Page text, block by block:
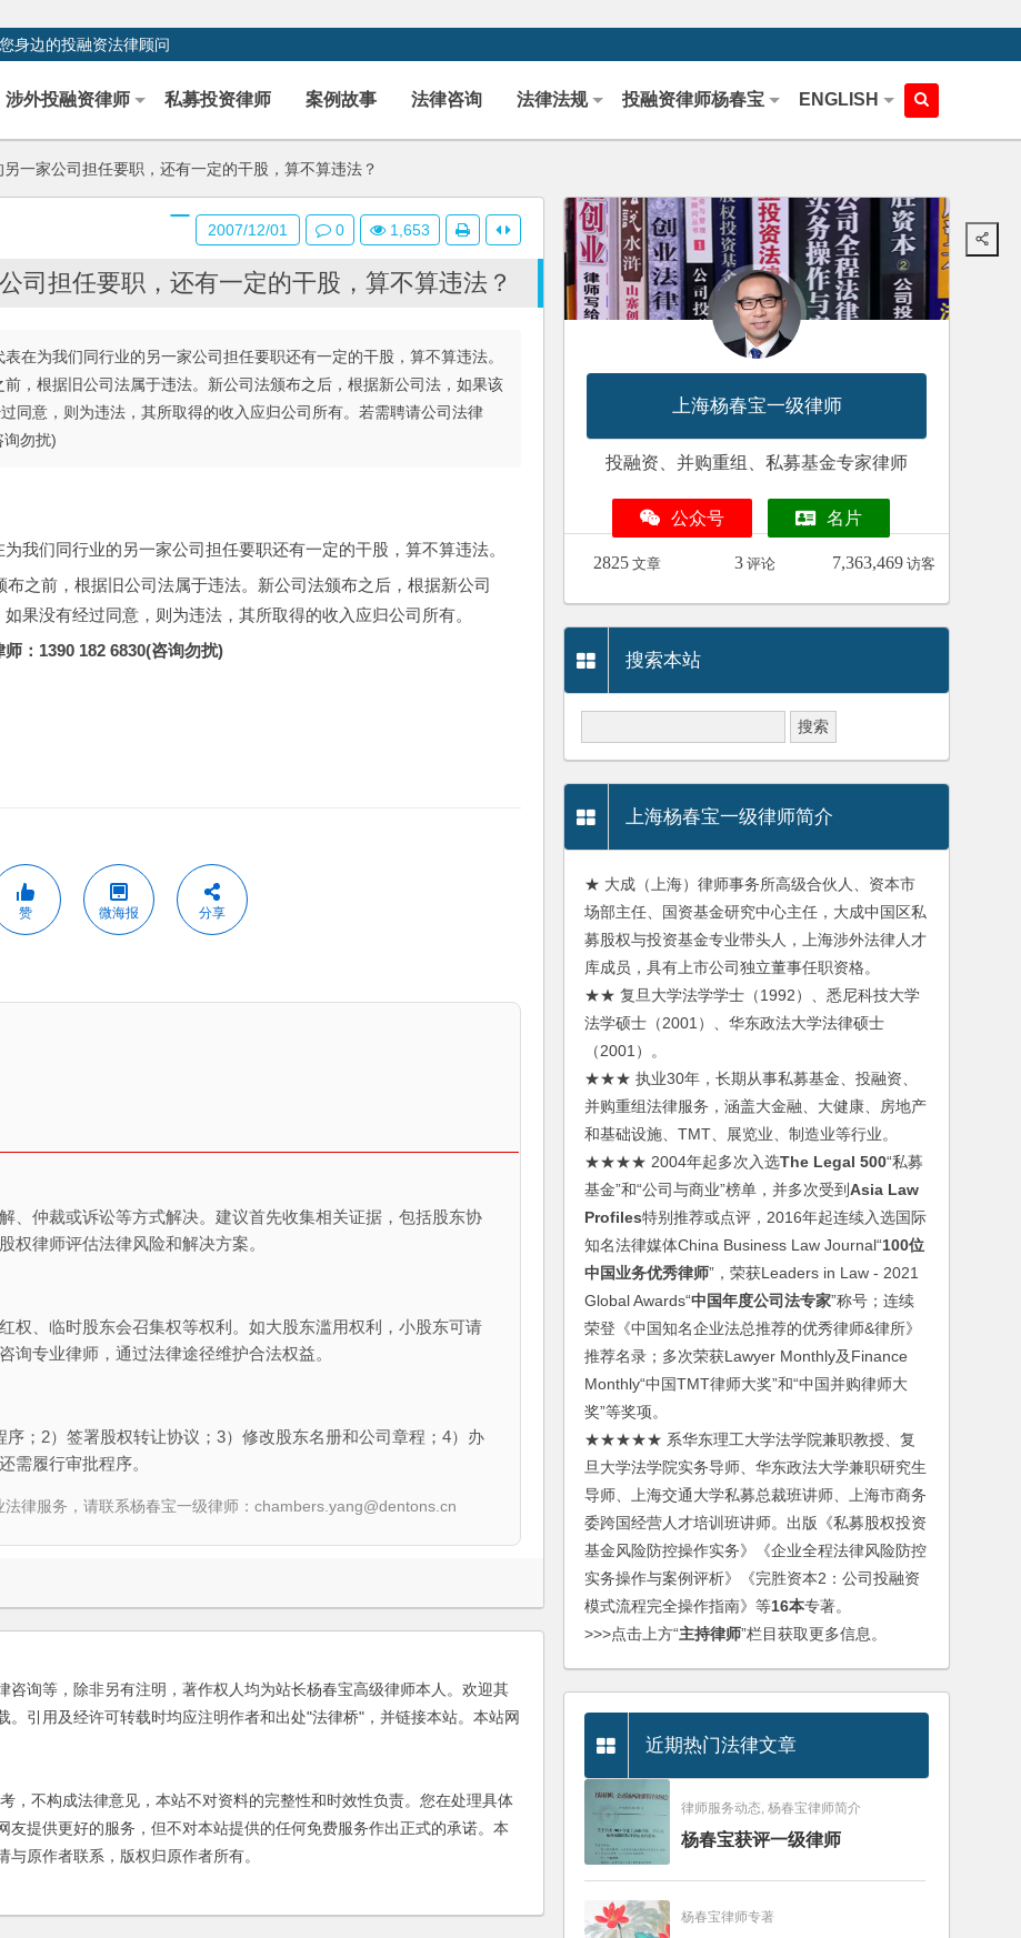
身边的投融资法律顾问
涉外投融资律师 私募投资律师 案例故事 法律咨询 法律法规 投融资律师杨春宝 ENGLISH
一家公司担任要职，还有一定的干股，算不算违法？
司担任要职，还有一定的干股，算不算违法？
在为我们同行业的另一家公司担任要职还有一定的干股，算不算违法。
，根据旧公司法属于违法。新公司法颁布之后，根据新公司法，如果该
同意，则为违法，其所取得的收入应归公司所有。若需聘请公司法律
勿扰)
我们同行业的另一家公司担任要职还有一定的干股，算不算违法。
之前，根据旧公司法属于违法。新公司法颁布之后，根据新公司
果没有经过同意，则为违法，其所取得的收入应归公司所有。
师：1390 182 6830(咨询勿扰)
赞 微海报 分享
、仲裁或诉讼等方式解决。建议首先收集相关证据，包括股东协
权律师评估法律风险和解决方案。
权、临时股东会召集权等权利。如大股东滥用权利，小股东可请
专业律师，通过法律途径维护合法权益。
；2）签署股权转让协议；3）修改股东名册和公司章程；4）办
需履行审批程序。
律服务，请联系杨春宝一级律师：chambers.yang@dentons.cn
2007/12/01 0 1,653
咨询等，除非另有注明，著作权人均为站长杨春宝高级律师本人。欢迎其
引用及经许可转载时均应注明作者和出处"法律桥"，并链接本站。本站网
不构成法律意见，本站不对资料的完整性和时效性负责。您在处理具体
提供更好的服务，但不对本站提供的任何免费服务作出正式的承诺。本
原作者联系，版权归原作者所有。
上海杨春宝一级律师
投融资、并购重组、私募基金专家律师
公众号 名片
2825 文章 3 评论 7,363,469 访客
搜索本站
上海杨春宝一级律师简介
★ 大成（上海）律师事务所高级合伙人、资本市
场部主任、国资基金研究中心主任，大成中国区私
募股权与投资基金专业带头人，上海涉外法律人才
库成员，具有上市公司独立董事任职资格。
★★ 复旦大学法学学士（1992）、悉尼科技大学
法学硕士（2001）、华东政法大学法律硕士
（2001）。
★★★ 执业30年，长期从事私募基金、投融资、
并购重组法律服务，涵盖大金融、大健康、房地产
和基础设施、TMT、展览业、制造业等行业。
★★★★ 2004年起多次入选The Legal 500“私募
基金”和“公司与商业”榜单，并多次受到Asia Law
Profiles特别推荐或点评，2016年起连续入选国际
知名法律媒体China Business Law Journal“100位
中国业务优秀律师”，荣获Leaders in Law - 2021
Global Awards“中国年度公司法专家”称号；连续
荣登《中国知名企业法总推荐的优秀律师&律所》
推荐名录；多次荣获Lawyer Monthly及Finance
Monthly“中国TMT律师大奖”和“中国并购律师大
奖”等奖项。
★★★★★ 系华东理工大学法学院兼职教授、复
旦大学法学院实务导师、华东政法大学兼职研究生
导师、上海交通大学私募总裁班讲师、上海市商务
委跨国经营人才培训班讲师。出版《私募股权投资
基金风险防控操作实务》《企业全程法律风险防控
实务操作与案例评析》《完胜资本2：公司投融资
模式流程完全操作指南》等16本专著。
>>>点击上方“主持律师”栏目获取更多信息。
近期热门法律文章
律师服务动态, 杨春宝律师简介
杨春宝获评一级律师
杨春宝律师专著